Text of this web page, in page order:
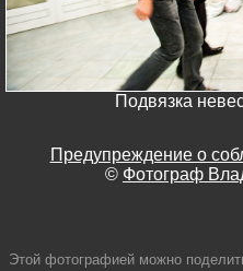
Подвязка
Предупреждение о
© Фотограф
Этой фотографией можно